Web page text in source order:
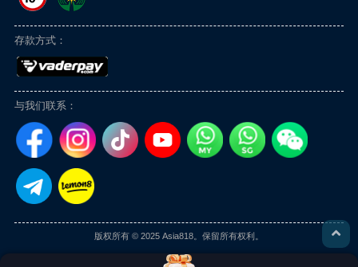
存款方式：
与我们联系：
版权所有 © 2025 Asia818。保留所有权利。